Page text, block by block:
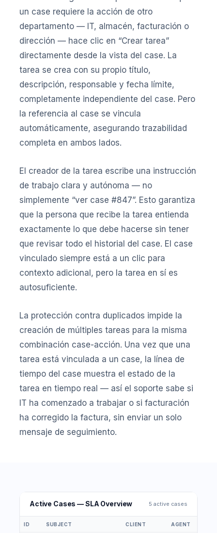
un case requiere la acción de otro
departamento — IT, almacén, facturación o
dirección — hace clic en “Crear tarea”
directamente desde la vista del case. La
tarea se crea con su propio título,
descripción, responsable y fecha límite,
completamente independiente del case. Pero
la referencia al case se vincula
automáticamente, asegurando trazabilidad
completa en ambos lados.
El creador de la tarea escribe una instrucción
de trabajo clara y autónoma — no
simplemente “ver case #847”. Esto garantiza
que la persona que recibe la tarea entienda
exactamente lo que debe hacerse sin tener
que revisar todo el historial del case. El case
vinculado siempre está a un clic para
contexto adicional, pero la tarea en sí es
autosuficiente.
La protección contra duplicados impide la
creación de múltiples tareas para la misma
combinación case-acción. Una vez que una
tarea está vinculada a un case, la línea de
tiempo del case muestra el estado de la
tarea en tiempo real — así el soporte sabe si
IT ha comenzado a trabajar o si facturación
ha corregido la factura, sin enviar un solo
mensaje de seguimiento.
Active Cases — SLA Overview 5 active cases
ID SUBJECT CLIENT AGENT